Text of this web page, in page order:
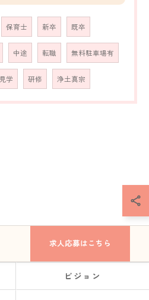
保育士 新卒 既卒
中途 転職 無料駐車場有
見学 研修 浄土真宗
求人応募はこちら
ビジョン